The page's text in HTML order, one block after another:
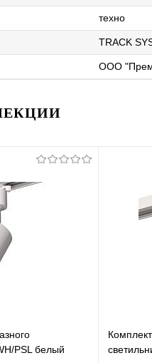
техно
TRACK
ООО
PSL белый